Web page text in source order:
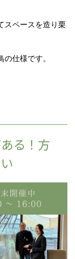
スペースを造り栗
仕様です。
る！方